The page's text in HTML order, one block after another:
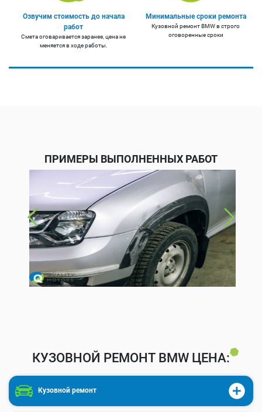
Озвучим стоимость до начала
работ
Смета оговаривается заранее, цена не
меняется в ходе работы.
Минимальные сроки ремонта
Кузовной ремонт BMW в строго
оговоренные сроки
ПРИМЕРЫ ВЫПОЛНЕННЫХ РАБОТ
КУЗОВНОЙ РЕМОНТ BMW ЦЕНА:
Кузовной ремонт